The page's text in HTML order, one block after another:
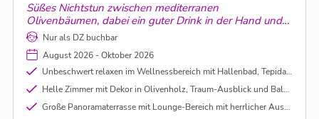
Süßes Nichtstun zwischen mediterranen
Olivenbäumen, dabei ein guter Drink in der Hand und
das Gefühl, dass das Leben einfach nur schön ist. Es ist
genau diese unbeschwerte Lebensart, der man im
Oliven- & Genusshotel Hirzer täglich begegnet.
Nur als DZ buchbar
August 2026 - Oktober 2026
Unbeschwert relaxen im Wellnessbereich mit Hallenbad, Tepidarium, finnischer Sauna und Infrarotsauna
Helle Zimmer mit Dekor in Olivenholz, Traum-Ausblick und Balkon
Große Panoramaterrasse mit Lounge-Bereich mit herrlicher Aussicht über das Meraner Land